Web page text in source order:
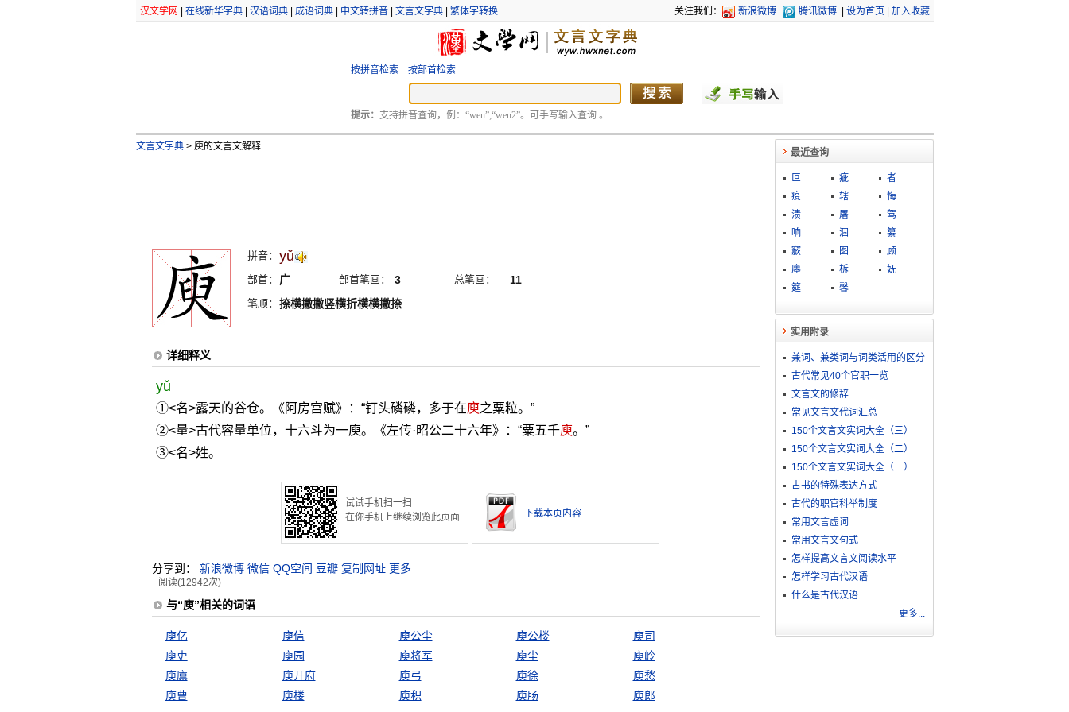
汉文学网 在线新华字典| 汉语词典| 成语词典| 中文转拼音| 文言文字典| 繁体字转换 关注我们： 新浪微博 腾讯微博 设为首页 加入收藏
按拼音检索 按部首检索
提示： 支持拼音查询，例：“wen”;“wen2”。可手写输入查询 。
文言文字典 >庾的文言文解释
拼音： yŭ
部首： 广 部首笔画： 3 总笔画： 11
笔顺： 捺横撇撇竖横折横横撇捺
详细释义
yǔ
①<名>露天的谷仓。《阿房宫赋》：“钉头磷磷，多于在庾之粟粒。”
②<量>古代容量单位，十六斗为一庾。《左传·昭公二十六年》：“粟五千庾。”
③<名>姓。
试试手机扫一扫
在你手机上继续浏览此页面
下载本页内容
分享到： 新浪微博 微信 QQ空间 豆瓣 复制网址 更多
阅读(12942次)
与“庾”相关的词语
庾亿 庾信 庾公尘 庾公楼
庾司
庾吏
庾园 庾将军 庾尘
庾岭
庾廪
庾开府 庾弓 庾徐
庾愁
庾曹
庾楼 庾积 庾肠 庾郎
最近查询
叵 疵
者
疫
辖
悔
溃
屠
驾
响
涸
纂
窾
图
顾
廛
柝
妩
筵
馨
实用附录
兼词、兼类词与词类活用的区分
古代常见40个官职一览
文言文的修辞
常见文言文代词汇总
150个文言文实词大全（三）
150个文言文实词大全（二）
150个文言文实词大全（一）
古书的特殊表达方式
古代的职官科举制度
常用文言虚词
常用文言文句式
怎样提高文言文阅读水平
怎样学习古代汉语
什么是古代汉语
更多...